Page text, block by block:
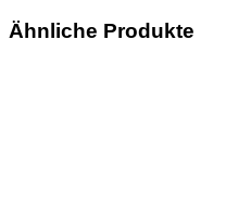
Ähnliche Produkte